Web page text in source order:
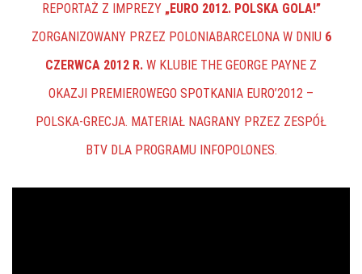
REPORTAŻ Z IMPREZY „EURO 2012. POLSKA GOLA!”
ZORGANIZOWANY PRZEZ POLONIABARCELONA W DNIU 6
CZERWCA 2012 R. W KLUBIE THE GEORGE PAYNE Z
OKAZJI PREMIEROWEGO SPOTKANIA EURO’2012 –
POLSKA-GRECJA. MATERIAŁ NAGRANY PRZEZ ZESPÓŁ
BTV DLA PROGRAMU INFOPOLONES.